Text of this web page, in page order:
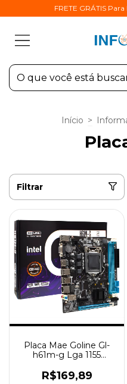
FRETE GRÁTIS
Início >
Filtrar
Placa Mae Goline Gl-
h61m-g Lga 1155
Micro ATX
R$169,89